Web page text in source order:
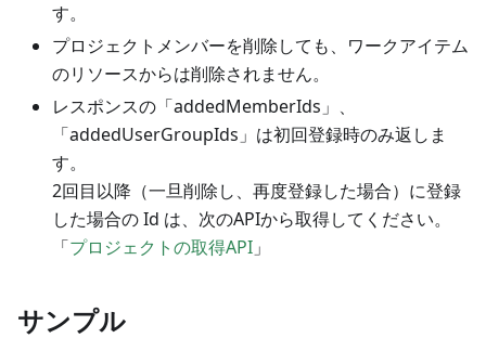
す。
プロジェクトメンバーを削除しても、ワークアイテム
のリソースからは削除されません。
レスポンスの「addedMemberIds」、
「addedUserGroupIds」は初回登録時のみ返しま
す。
2回目以降（一旦削除し、再度登録した場合）に登録
した場合の Id は、次のAPIから取得してください。
「プロジェクトの取得API 」
サンプル